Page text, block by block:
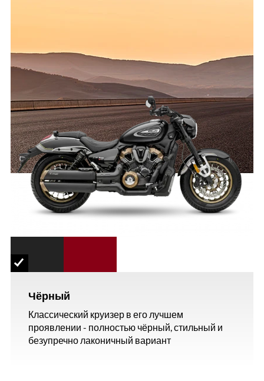
Чёрный
Классический круизер в его лучшем
проявлении - полностью чёрный, стильный и
безупречно лаконичный вариант